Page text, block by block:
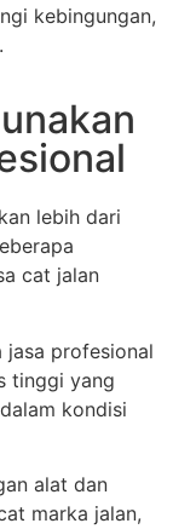
kebingungan,
lebih dari
cat jalan
jasa profesional
tinggi yang
kondisi
alat dan
marka jalan,